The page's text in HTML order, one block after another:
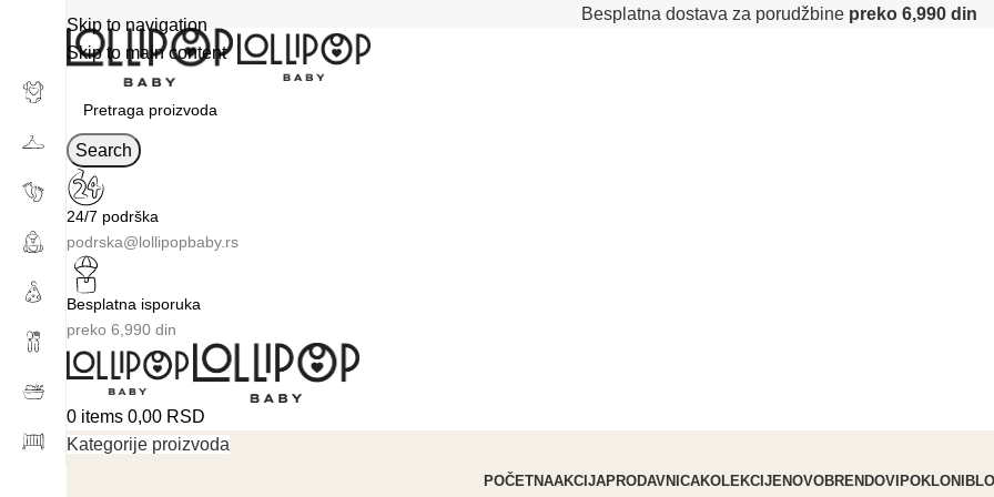
Skip to navigation
Skip to main content
Besplatna dostava za porudžbine preko 6,990 din
Search
24/7 podrška
podrska@lollipopbaby.rs
Besplatna isporuka
preko 6,990 din
0 items 0,00 RSD
Kategorije proizvoda
POČETNAAKCIJAPRODAVNICAKOLEKCIJENOVOBRENDOVI POKLONI